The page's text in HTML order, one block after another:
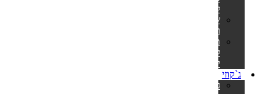
לבריכה
שואבים
וסקימרים
תנורים
לסאונה
יבשה
ג`קוזי
ג'קוזי